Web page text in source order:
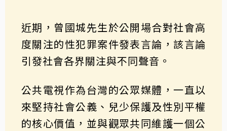
近期，曾國城先生於公開場合對社會高
度關注的性犯罪案件發表言論，該言論
引發社會各界關注與不同聲音。
公共電視作為台灣的公眾媒體，一直以
來堅持社會公義、兒少保護及性別平權
的核心價值，並與觀眾共同維護一個公